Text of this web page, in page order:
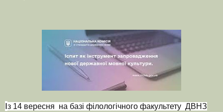
Із 14 вересня на базі філологічного факультету ДВНЗ